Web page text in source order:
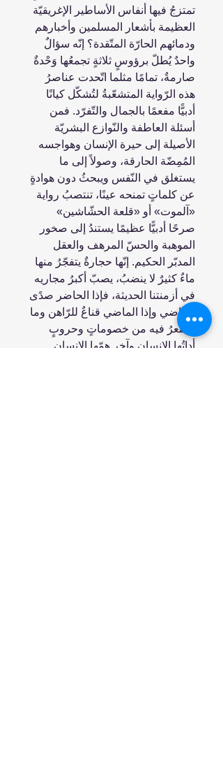
تمتزجُ فيها أنفاس الأساطير الإغريقيّة
العظيمة بأشعار المسلمين وأخبارهم
ودمائهم الحارّة المتّقدة؟ إنّه سؤالٌ
واحدٌ يُطلّ برؤوسٍ ثلاثةٍ تجمعُها وَحْدةٌ
صارمةٌ، تمامًا مثلما اتّحدت عناصرُ
هذه الرّواية المتشعّبةُ لتُشكّل كيانًا
أدبيًّا مفعمًا بالجمال والتّفرّد. فمن
أسئلة العاطفة والنّوازع البشريّة
الأصيلة إلى حيرة الإنسان وهواجسه
المُمِضّة الحارقة، وصولاً إلى ما
يستغلق في النّفس ويبحثُ دون هوادةٍ
عن كلماتٍ تمنحه عينًا، تنتصبُ رواية
«آلموت» أو «قلعة الحشّاشين»
صرحًا أدبيًّا عظيمًا يستندُ إلى صخور
الموهبة والحسّ المرهف والعقل
المدبّر الحكيم. إنّها حجارةٌ يتفجّرُ منها
ماءٌ كثيرٌ لا ينضبُ، يصبّ أكبرُ مجاريه
في أزمنتنا الحديثة، فإذا الحاضر صدًى
للماضي وإذا الماضي قناعٌ للرّاهن وما
يستعرُ فيه من خصوماتٍ وحروبٍ
أداتُها الإنسان وآخر همّها الإنسان